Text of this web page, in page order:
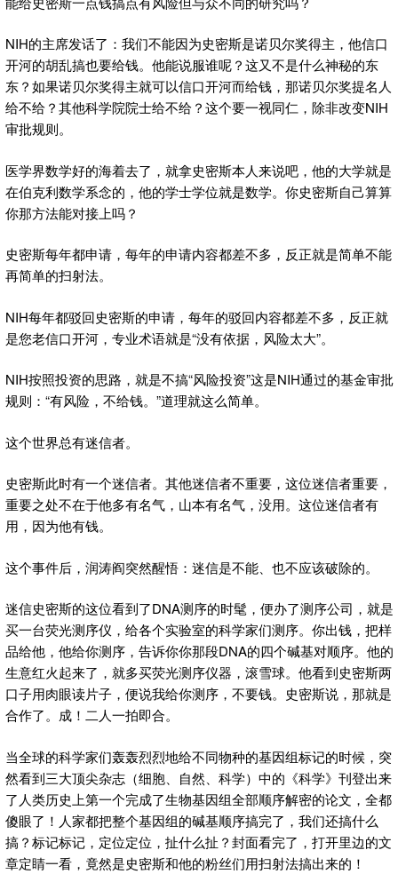
NIH的主席发话了：我们不能因为史密斯是诺贝尔奖得主，他信口
开河的胡乱搞也要给钱。他能说服谁呢？这又不是什么神秘的东
东？如果诺贝尔奖得主就可以信口开河而给钱，那诺贝尔奖提名人
给不给？其他科学院院士给不给？这个要一视同仁，除非改变NIH
审批规则。
医学界数学好的海着去了，就拿史密斯本人来说吧，他的大学就是
在伯克利数学系念的，他的学士学位就是数学。你史密斯自己算算
你那方法能对接上吗？
史密斯每年都申请，每年的申请内容都差不多，反正就是简单不能
再简单的扫射法。
NIH每年都驳回史密斯的申请，每年的驳回内容都差不多，反正就
是您老信口开河，专业术语就是“没有依据，风险太大”。
NIH按照投资的思路，就是不搞“风险投资”这是NIH通过的基金审批
规则：“有风险，不给钱。”道理就这么简单。
这个世界总有迷信者。
史密斯此时有一个迷信者。其他迷信者不重要，这位迷信者重要，
重要之处不在于他多有名气，山本有名气，没用。这位迷信者有
用，因为他有钱。
这个事件后，润涛阎突然醒悟：迷信是不能、也不应该破除的。
迷信史密斯的这位看到了DNA测序的时髦，便办了测序公司，就是
买一台荧光测序仪，给各个实验室的科学家们测序。你出钱，把样
品给他，他给你测序，告诉你你那段DNA的四个碱基对顺序。他的
生意红火起来了，就多买荧光测序仪器，滚雪球。他看到史密斯两
口子用肉眼读片子，便说我给你测序，不要钱。史密斯说，那就是
合作了。成！二人一拍即合。
当全球的科学家们轰轰烈烈地给不同物种的基因组标记的时候，突
然看到三大顶尖杂志（细胞、自然、科学）中的《科学》刊登出来
了人类历史上第一个完成了生物基因组全部顺序解密的论文，全都
傻眼了！人家都把整个基因组的碱基顺序搞完了，我们还搞什么
搞？标记标记，定位定位，扯什么扯？封面看完了，打开里边的文
章定睛一看，竟然是史密斯和他的粉丝们用扫射法搞出来的！